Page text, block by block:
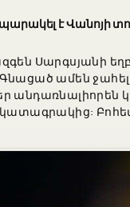
է Վանոյի
Սարգսյանի
ամեն
անդառնալիորեն